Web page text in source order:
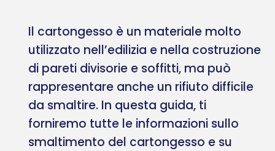
Il cartongesso è un materiale molto
utilizzato nell’edilizia e nella costruzione
di pareti divisorie e soffitti, ma può
rappresentare anche un rifiuto difficile
da smaltire. In questa guida, ti
forniremo tutte le informazioni sullo
smaltimento del cartongesso e su